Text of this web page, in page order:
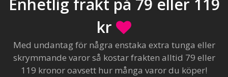
Enhetlig frakt på 79 eller 119
kr
Med undantag för några enstaka extra tunga eller
skrymmande varor så kostar frakten alltid 79 eller
119 kronor oavsett hur många varor du köper!